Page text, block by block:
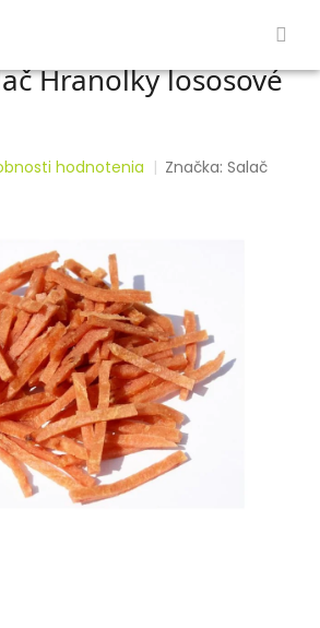
Hranolky lososové
hodnotenia Značka:Salač